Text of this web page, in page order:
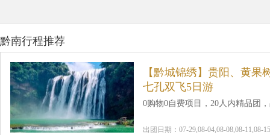
黔南行程推荐
【黔城锦绣】贵阳、黄
七孔双飞5日游
0购物0自费项目，20人内精品团
出团日期：07-29,08-04,08-08,08-11,08-